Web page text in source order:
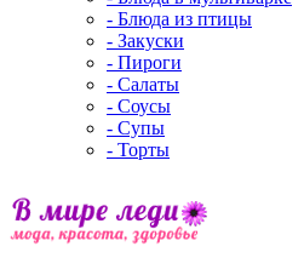
- Блюда из птицы
- Закуски
- Пироги
- Салаты
- Соусы
- Супы
- Торты